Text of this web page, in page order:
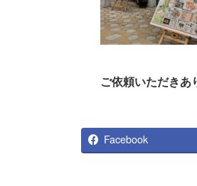
ご依頼いただき
Facebook